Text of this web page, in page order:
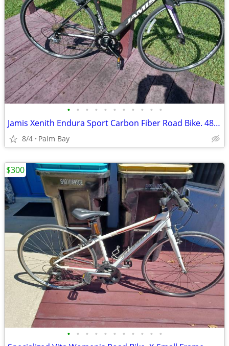
• • • • • • • • • • •
Jamis Xenith Endura Sport Carbon Fiber Road Bike. 48cm, 2016, 20 Speed
8/4 Palm Bay
• • • • • • • • • • •
$300